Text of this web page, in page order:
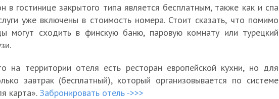
в гостинице закрытого типа является бесплатным, также как и спа
уже включены в стоимость номера. Стоит сказать, что помимо
могут сходить в финскую баню, паровую комнату или турецкий
на территории отеля есть ресторан европейской кухни, но для
завтрак (бесплатный), который организовывается по системе
карта». Забронировать отель ->>>